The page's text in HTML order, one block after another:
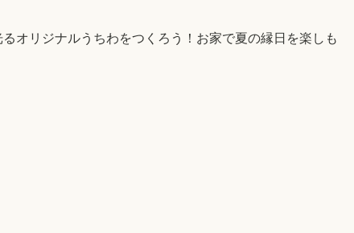
オリジナルうちわをつくろう！お家で夏の縁日を楽しも